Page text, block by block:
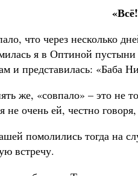
что через несколько
я в Оптиной
и представилась: «Баба
же, «совпало» – это не
не очень ей, честно
помолились тогда на
встречу.